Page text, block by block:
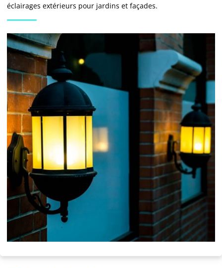
éclairages extérieurs pour jardins et façades.